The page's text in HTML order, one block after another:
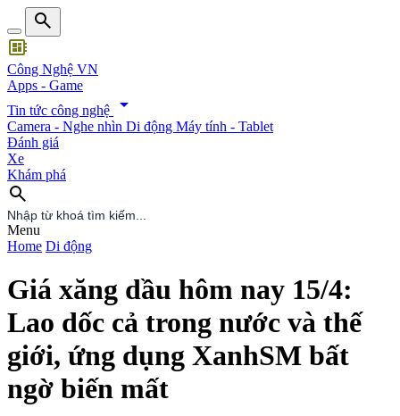
search
developer_board
Công Nghệ VN
Apps - Game
Tin tức công nghệ
arrow_drop_down
Camera - Nghe nhìn Di động Máy tính - Tablet
Đánh giá
Xe
Khám phá
search
search
Menu
Home Di động
Giá xăng dầu hôm nay 15/4:
Lao dốc cả trong nước và thế
giới, ứng dụng XanhSM bất
ngờ biến mất